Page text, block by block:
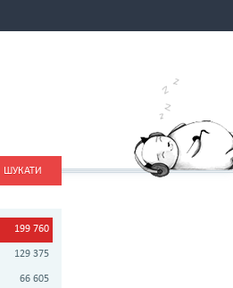
ШУКАТИ
199 760
129 375
66 605